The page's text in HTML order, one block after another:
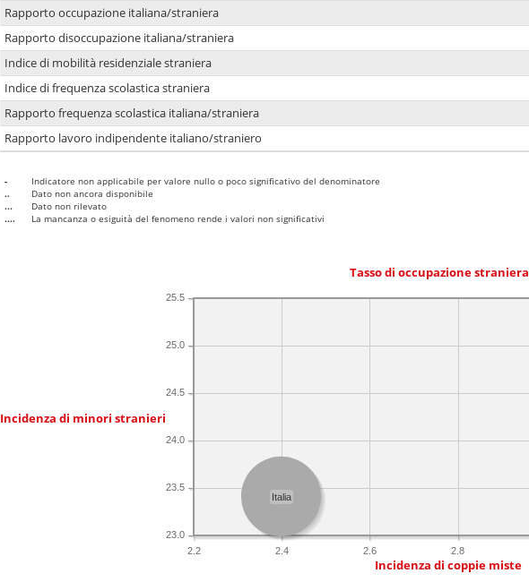
Rapporto occupazione italiana/straniera
Rapporto disoccupazione italiana/straniera
Indice di mobilità residenziale straniera
Indice di frequenza scolastica straniera
Rapporto frequenza scolastica italiana/straniera
Rapporto lavoro indipendente italiano/straniero
-
Indicatore non applicabile per valore nullo o poco significativo del denominatore
..
Dato non ancora disponibile
...
Dato non rilevato
....
La mancanza o esiguità del fenomeno rende i valori non significativi
Tasso di occupazione straniera
Incidenza di minori stranieri
2.2 2.4 2.6 2.8
23.0
23.5
24.0
24.5
25.0
25.5
Italia
Incidenza di coppie miste